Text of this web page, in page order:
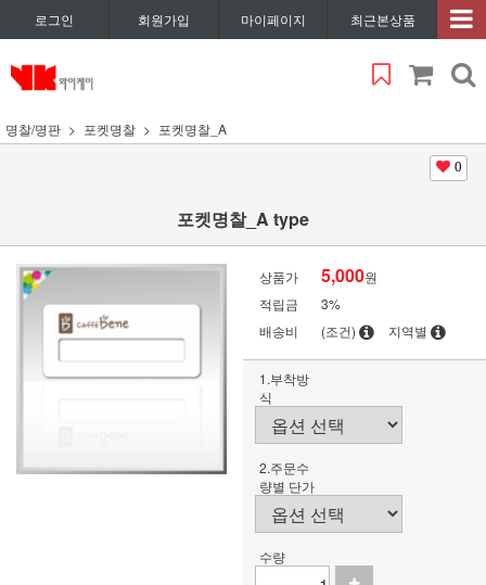
로그인 회원가입 마이페이지 최근본상품
명찰/명판 포켓명찰 포켓명찰_A
0
포켓명찰_A type
상품가 5,000원
적립금
3%
배송비
(조건) 지역별
1.부착방
식
2.주문수
량별 단가
수량